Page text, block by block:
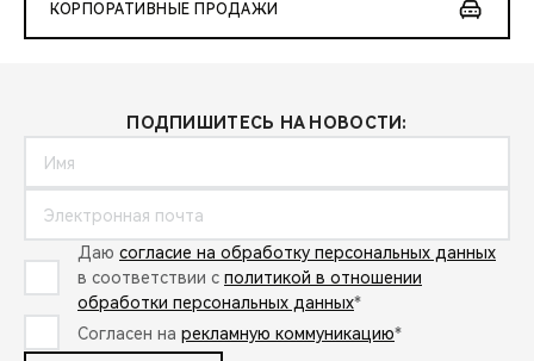
КОРПОРАТИВНЫЕ ПРОДАЖИ
ПОДПИШИТЕСЬ НА НОВОСТИ:
Даю согласие на обработку персональных данных
в соответствии с политикой в отношении
обработки персональных данных*
Согласен на рекламную коммуникацию*